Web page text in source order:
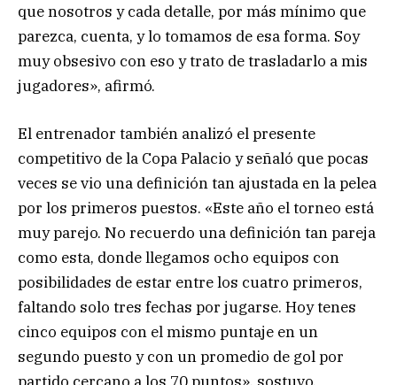
que nosotros y cada detalle, por más mínimo que
parezca, cuenta, y lo tomamos de esa forma. Soy
muy obsesivo con eso y trato de trasladarlo a mis
jugadores», afirmó.
El entrenador también analizó el presente
competitivo de la Copa Palacio y señaló que pocas
veces se vio una definición tan ajustada en la pelea
por los primeros puestos. «Este año el torneo está
muy parejo. No recuerdo una definición tan pareja
como esta, donde llegamos ocho equipos con
posibilidades de estar entre los cuatro primeros,
faltando solo tres fechas por jugarse. Hoy tenes
cinco equipos con el mismo puntaje en un
segundo puesto y con un promedio de gol por